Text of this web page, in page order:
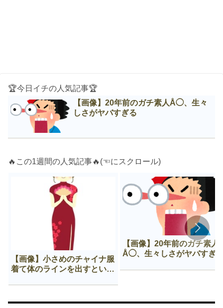
🏆今日イチの人気記事🏆
【画像】20年前のガチ素人Å◯、生々
しさがヤバすぎる
🔥この1週間の人気記事🔥(☜にスクロール)
【画像】小さめのチャイナ服
着て体のラインを出すという
【画像】20年前のガチ素人
Å◯、生々しさがヤバすぎ